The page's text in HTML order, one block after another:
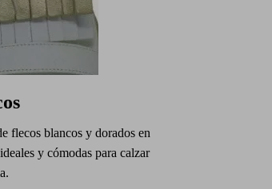
flecos blancos y dorados en
y cómodas para calzar